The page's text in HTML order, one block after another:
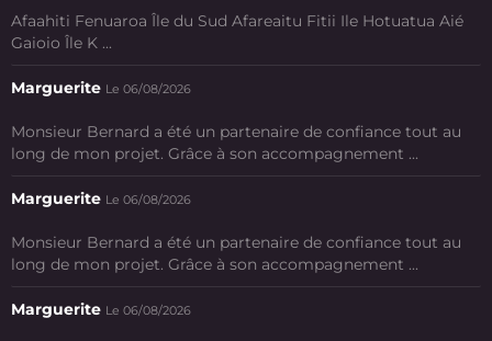
Afaahiti Fenuaroa Île du Sud Afareaitu Fitii Ile Hotuatua Aié
Gaioio Île K ...
Marguerite Le 06/08/2026
Monsieur Bernard a été un partenaire de confiance tout au
long de mon projet. Grâce à son accompagnement ...
Marguerite Le 06/08/2026
Monsieur Bernard a été un partenaire de confiance tout au
long de mon projet. Grâce à son accompagnement ...
Marguerite Le 06/08/2026